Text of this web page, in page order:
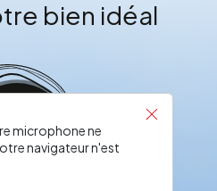
bien idéal
microphone ne
navigateur n'est